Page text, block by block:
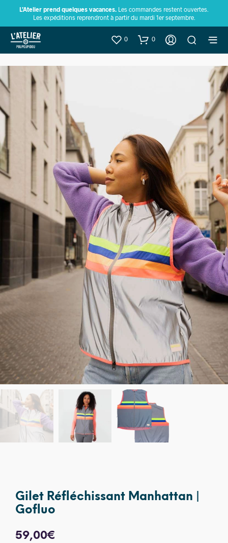
L’Atelier prend quelques vacances. Les commandes restent ouvertes.
Les expéditions reprendront à partir du mardi 1er septembre.
0 0
Gilet Réfléchissant Manhattan |
Gofluo
59,00€